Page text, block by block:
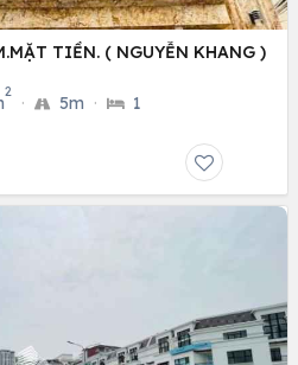
TIỀN. ( NGUYỄN KHANG )
2
· 5m · 1